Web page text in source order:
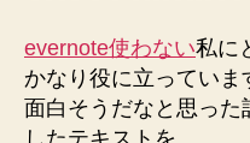
evernote使わない私に
かなり役に立っていま
面白そうだなと思った
したテキストを